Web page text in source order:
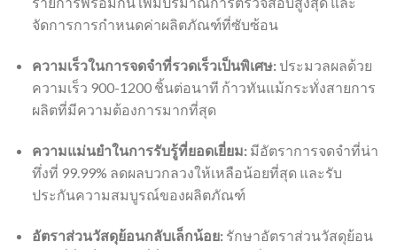
จัดการการกำหนดค่าผลิตภัณฑ์ที่ซับซ้อน
ความเร็วในการจดจำที่รวดเร็วเป็นพิเศษ:ประมวลผลด้วย
ความเร็ว 900-1200 ชิ้นต่อนาที ก้าวทันแม้กระทั่งสายการ
ผลิตที่มีความต้องการมากที่สุด
ความแม่นยำในการรับรู้ที่ยอดเยี่ยม:มีอัตราการจดจำที่น่า
ทึ่งที่ 99.99% ลดผลบวกลวงให้เหลือน้อยที่สุด และรับ
ประกันความสมบูรณ์ของผลิตภัณฑ์
อัตราส่วนวัสดุย้อนกลับเล็กน้อย:รักษาอัตราส่วนวัสดุย้อน